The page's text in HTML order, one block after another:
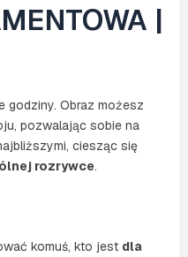
|
godziny. Obraz możesz
pozwalając sobie na
ciesząc się
rozrywce.
komuś, kto jest dla